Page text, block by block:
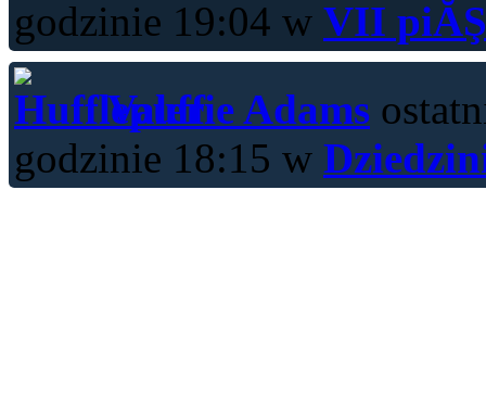
godzinie 19:04 w VII
Valerie Adams
godzinie 18:15 w